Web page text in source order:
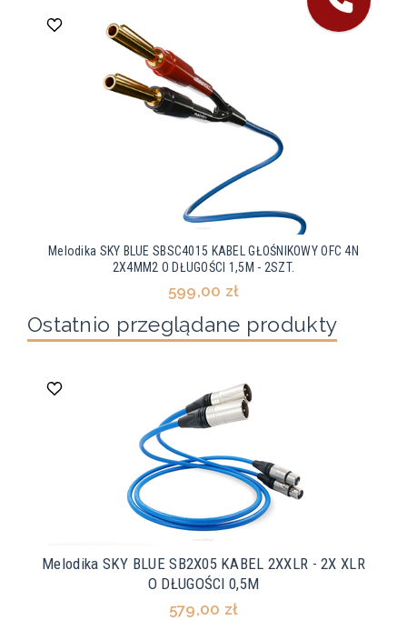
Melodika SKY BLUE SBSC4015 KABEL GŁOŚNIKOWY OFC 4N
2X4MM2 O DŁUGOŚCI 1,5M - 2SZT.
599,00 zł
Ostatnio przeglądane produkty
Melodika SKY BLUE SB2X05 KABEL 2XXLR - 2X XLR
O DŁUGOŚCI 0,5M
579,00 zł